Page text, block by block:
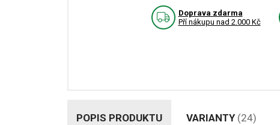
Doprava zdarma
Pří nákupu nad 2.000 Kč
POPIS PRODUKTU VARIANTY (24)